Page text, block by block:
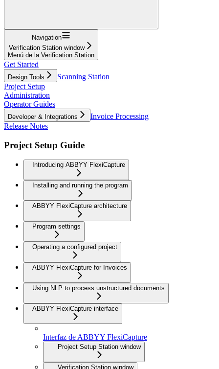
Navigation
Verification Station window
Menú de la Verification Station
Get Started
Design Tools
Scanning Station
Project Setup
Administration
Operator Guides
Developer & Integrations
Invoice Processing
Release Notes
Project Setup Guide
Introducing ABBYY FlexiCapture
Installing and running the program
ABBYY FlexiCapture architecture
Program settings
Operating a configured project
ABBYY FlexiCapture for Invoices
Using NLP to process unstructured documents
ABBYY FlexiCapture interface
Interfaz de ABBYY FlexiCapture
Project Setup Station window
Verification Station window